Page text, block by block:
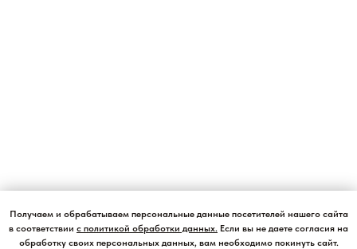
Получаем и обрабатываем персональные данные посетителей нашего сайта
в соответствии с политикой обработки данных. Если вы не даете согласия на
обработку своих персональных данных, вам необходимо покинуть сайт.